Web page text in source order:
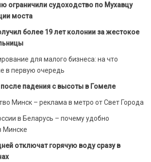
ограничили судоходство по Мухавцу
моста
более 19 лет колонии за жестокое
для малого бизнеса: на что
в первую очередь
падения с высоты в Гомеле
Минск – реклама в метро от Свет Города
в Беларусь – почему удобно
Минске
отключат горячую воду сразу в